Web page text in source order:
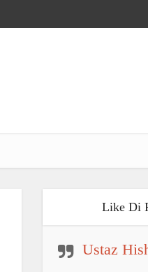
Like Di
Ustaz